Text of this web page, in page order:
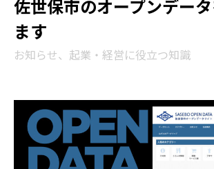
佐世保市のオープンデー
ます
お知らせ、起業・経営に役立つ知識